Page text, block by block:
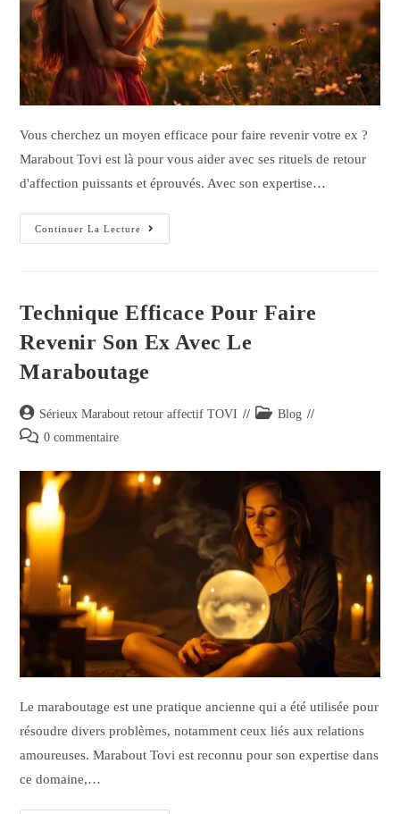
Vous cherchez un moyen efficace pour faire revenir votre ex ?
Marabout Tovi est là pour vous aider avec ses rituels de retour
d'affection puissants et éprouvés. Avec son expertise…
Continuer La Lecture
Technique Efficace Pour Faire
Revenir Son Ex Avec Le
Maraboutage
Sérieux Marabout retour affectif TOVI
Blog
0 commentaire
Le maraboutage est une pratique ancienne qui a été utilisée pour
résoudre divers problèmes, notamment ceux liés aux relations
amoureuses. Marabout Tovi est reconnu pour son expertise dans
ce domaine,…